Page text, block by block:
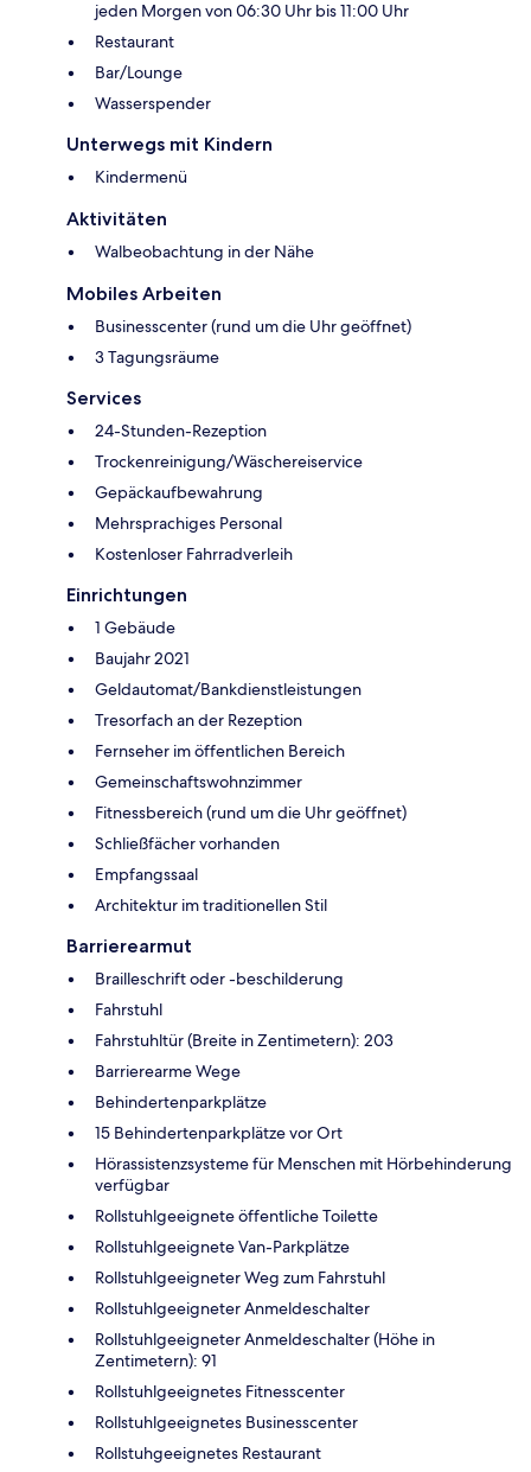
jeden Morgen von 06:30 Uhr bis 11:00 Uhr
Restaurant
Bar/Lounge
Wasserspender
Unterwegs mit Kindern
Kindermenü
Aktivitäten
Walbeobachtung in der Nähe
Mobiles Arbeiten
Businesscenter (rund um die Uhr geöffnet)
3 Tagungsräume
Services
24-Stunden-Rezeption
Trockenreinigung/Wäschereiservice
Gepäckaufbewahrung
Mehrsprachiges Personal
Kostenloser Fahrradverleih
Einrichtungen
1 Gebäude
Baujahr 2021
Geldautomat/Bankdienstleistungen
Tresorfach an der Rezeption
Fernseher im öffentlichen Bereich
Gemeinschaftswohnzimmer
Fitnessbereich (rund um die Uhr geöffnet)
Schließfächer vorhanden
Empfangssaal
Architektur im traditionellen Stil
Barrierearmut
Brailleschrift oder -beschilderung
Fahrstuhl
Fahrstuhltür (Breite in Zentimetern): 203
Barrierearme Wege
Behindertenparkplätze
15 Behindertenparkplätze vor Ort
Hörassistenzsysteme für Menschen mit Hörbehinderung
verfügbar
Rollstuhlgeeignete öffentliche Toilette
Rollstuhlgeeignete Van-Parkplätze
Rollstuhlgeeigneter Weg zum Fahrstuhl
Rollstuhlgeeigneter Anmeldeschalter
Rollstuhlgeeigneter Anmeldeschalter (Höhe in
Zentimetern): 91
Rollstuhlgeeignetes Fitnesscenter
Rollstuhlgeeignetes Businesscenter
Rollstuhgeeignetes Restaurant